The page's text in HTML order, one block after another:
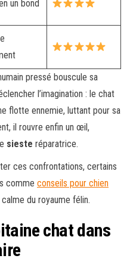
un bond
pressé bouscule sa
l’imagination : le chat
flotte ennemie, luttant pour sa
il rouvre enfin un œil,
sieste réparatrice.
ces confrontations, certains
comme conseils pour chien
du royaume félin.
chat dans